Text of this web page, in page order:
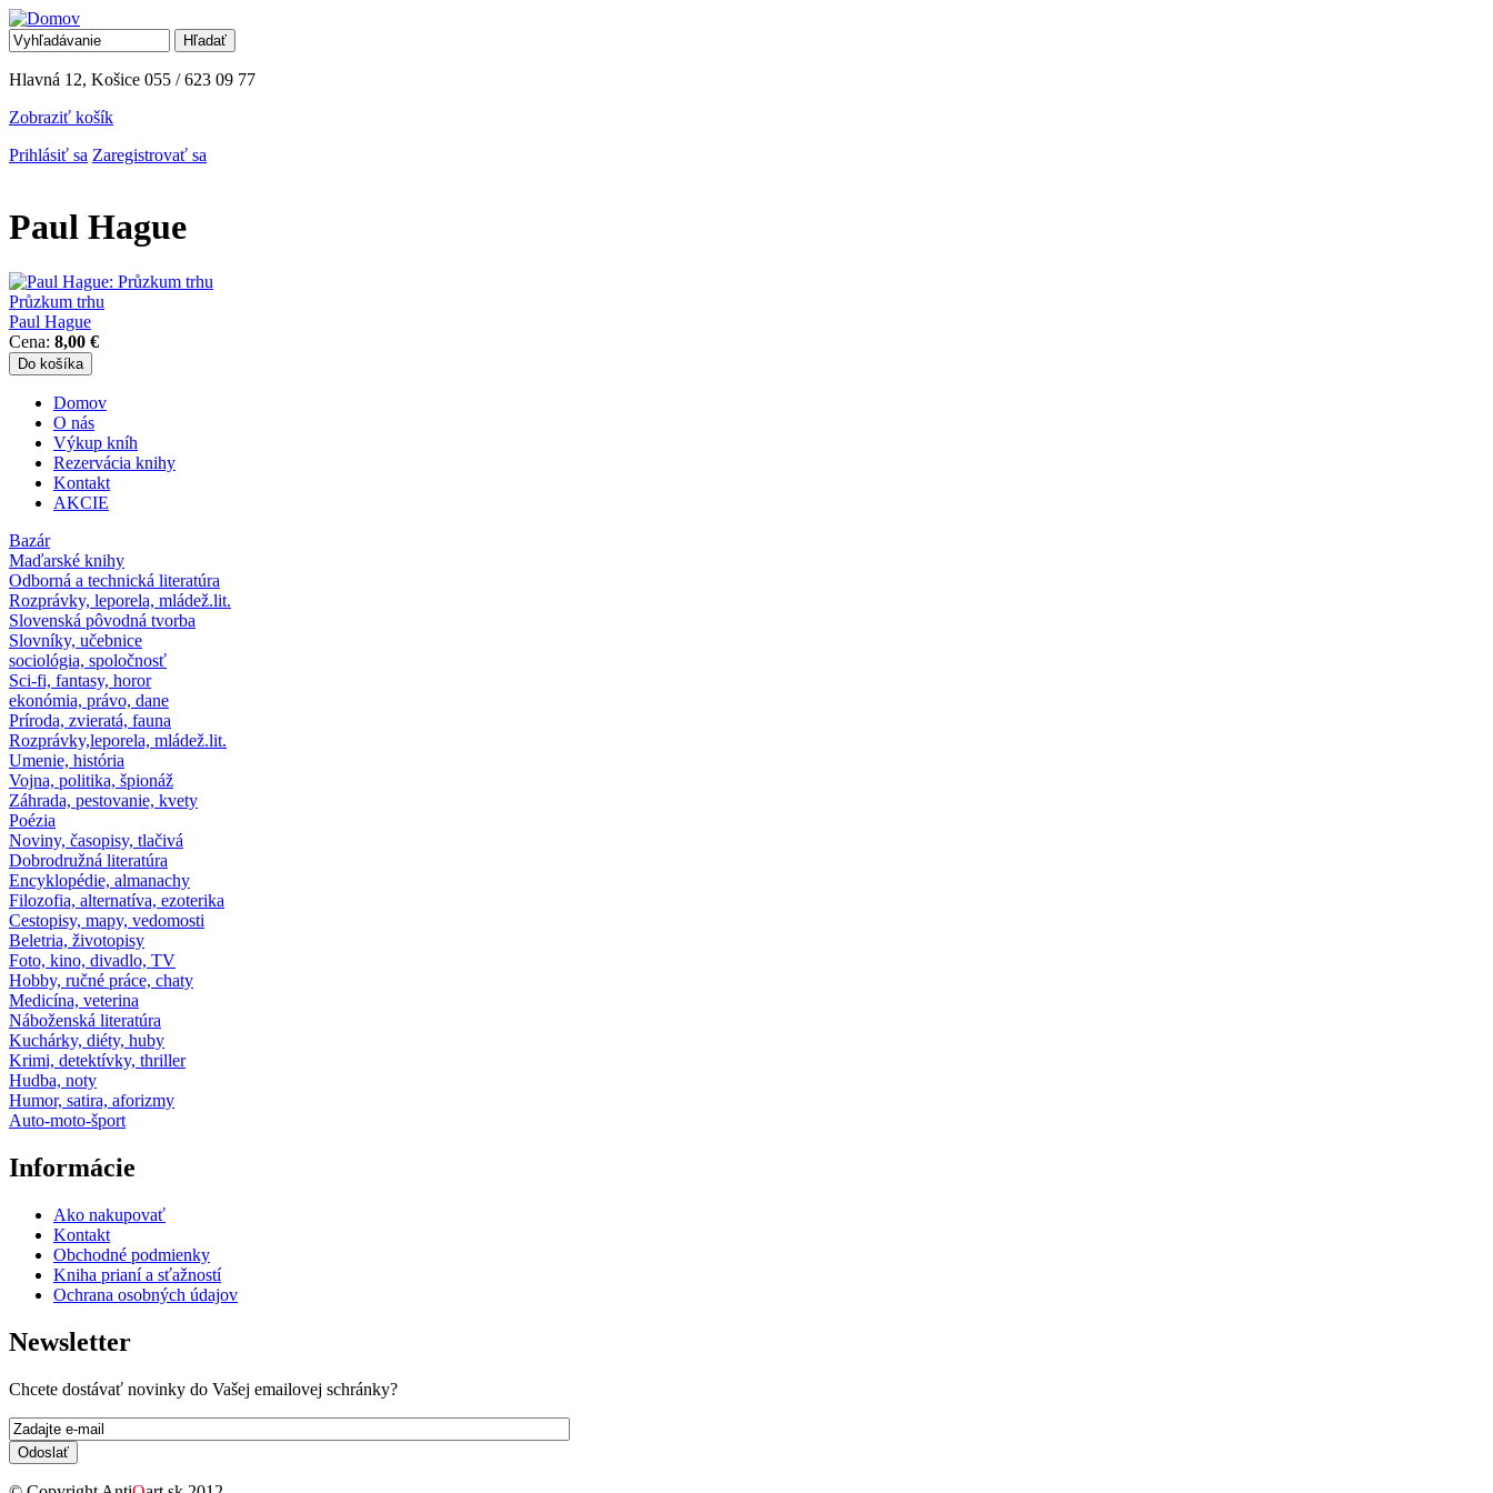
Jump to Navigation
Vyhľadávanie
Hľadať
Hlavná 12, Košice 055 / 623 09 77
Zobraziť košík
Prihlásiť sa Zaregistrovať sa
Paul Hague
Průzkum trhu
Paul Hague
Cena: 8,00 €
Hlavné menu
Domov
O nás
Výkup kníh
Rezervácia knihy
Kontakt
AKCIE
Bazár
Maďarské knihy
Odborná a technická literatúra
Rozprávky, leporela, mládež.lit.
Slovenská pôvodná tvorba
Slovníky, učebnice
sociológia, spoločnosť
Sci-fi, fantasy, horor
ekonómia, právo, dane
Príroda, zvieratá, fauna
Rozprávky,leporela, mládež.lit.
Umenie, história
Vojna, politika, špionáž
Záhrada, pestovanie, kvety
Poézia
Noviny, časopisy, tlačivá
Dobrodružná literatúra
Encyklopédie, almanachy
Filozofia, alternatíva, ezoterika
Cestopisy, mapy, vedomosti
Beletria, životopisy
Foto, kino, divadlo, TV
Hobby, ručné práce, chaty
Medicína, veterina
Náboženská literatúra
Kuchárky, diéty, huby
Krimi, detektívky, thriller
Hudba, noty
Humor, satira, aforizmy
Auto-moto-šport
Informácie
Ako nakupovať
Kontakt
Obchodné podmienky
Kniha prianí a sťažností
Ochrana osobných údajov
Newsletter
Chcete dostávať novinky do Vašej emailovej schránky?
E-mail*